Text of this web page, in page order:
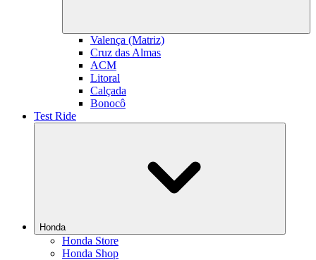
Valença (Matriz)
Cruz das Almas
ACM
Litoral
Calçada
Bonocô
Test Ride
Honda
Honda Store
Honda Shop